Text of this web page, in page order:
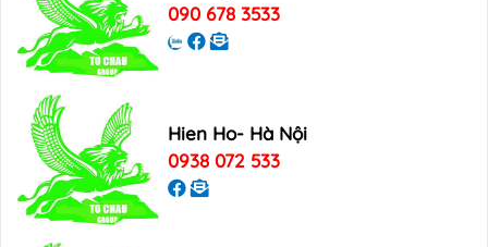
090 678 3533
Hien Ho- Hà Nội
0938 072 533